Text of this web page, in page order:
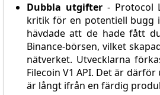
Dubbla utgifter- Protocol
kritik för en potentiell bugg
hävdade att de hade fått
Binance-börsen, vilket
nätverket. Utvecklarna
Filecoin V1 API. Det är
är långt ifrån en färdig